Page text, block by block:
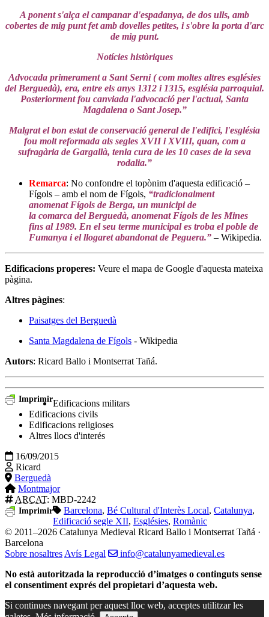
A ponent s'alça el campanar d'espadanya, de dos ulls, amb
cobertes de mig punt fet amb dovelles petites, i s'obre la porta d'arc
de mig punt.
Notícies històriques
Advocada primerament a Sant Serni ( com moltes altres esglésies
del Berguedà), era, entre els anys 1312 i 1315, església parroquial.
Posteriorment fou canviada l'advocació per l'actual, Santa
Magdalena o Sant Josep.”
Malgrat el bon estat de conservació general de l'edifici, l'església
fou molt reformada als segles XVII i XVIII, quan, com a
sufragària de Gargallà, tenia cura de les 10 cases de la seva
rodalia.”
Remarca: No confondre el topònim d'aquesta edificació –
Fígols – amb el nom de Fígols, “tradicionalment
anomenat Fígols de Berga, un municipi de
la comarca del Berguedà, anomenat Fígols de les Mines
fins al 1989. En el seu terme municipal es troba el poble de
Fumanya i el llogaret abandonat de Peguera.” – Wikipedia.
Edificacions properes: Veure el mapa de Google d'aquesta mateixa
pàgina.
Altres pàgines:
Paisatges del Berguedà
Santa Magdalena de Fígols - Wikipedia
Autors: Ricard Ballo i Montserrat Tañá.
ImprimirEdificacions militars
Edificacions civils
Edificacions religioses
Altres llocs d'interés
16/09/2015
Ricard
Berguedà
Montmajor
ARCAT: MBD-2242
Imprimir Barcelona, Bé Cultural d'Interès Local, Catalunya,
Edificació segle XII, Esglésies, Romànic
© 2011–2026 Catalunya Medieval Ricard Ballo i Montserrat Tañá ·
Barcelona
Sobre nosaltres Avís Legal
info@catalunyamedieval.es
No està autoritzada la reproducció d’imatges o continguts sense
el consentiment exprés del propietari d’aquesta web.
Si continues navegant per aquest lloc web, acceptes utilitzar les